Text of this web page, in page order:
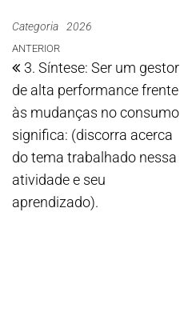
Categoria 2026
ANTERIOR
3. Síntese: Ser um gestor
de alta performance frente
às mudanças no consumo
significa: (discorra acerca
do tema trabalhado nessa
atividade e seu
aprendizado).